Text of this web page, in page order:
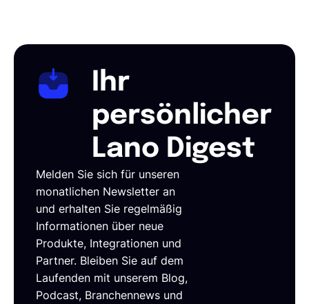
Ihr
persönlicher
Lano Digest
Melden Sie sich für unseren
monatlichen Newsletter an
und erhalten Sie regelmäßig
Informationen über neue
Produkte, Integrationen und
Partner. Bleiben Sie auf dem
Laufenden mit unserem Blog,
Podcast, Branchennews und